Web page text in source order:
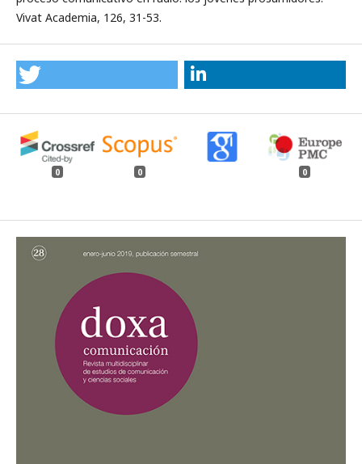
Vivat Academia, 126, 31-53.
0 0 0